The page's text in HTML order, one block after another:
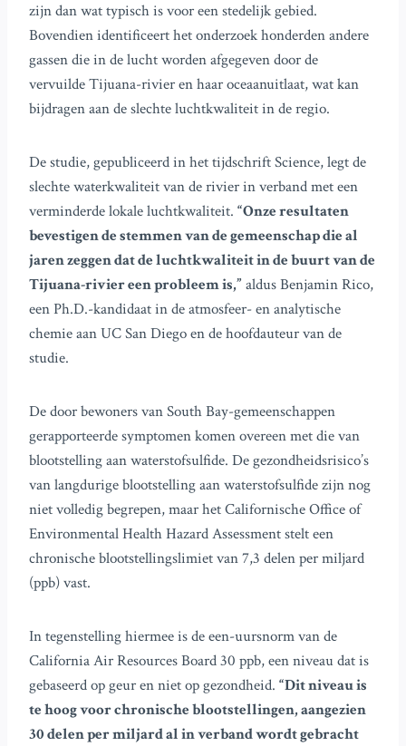
zijn dan wat typisch is voor een stedelijk gebied.
Bovendien identificeert het onderzoek honderden andere
gassen die in de lucht worden afgegeven door de
vervuilde Tijuana-rivier en haar oceaanuitlaat, wat kan
bijdragen aan de slechte luchtkwaliteit in de regio.
De studie, gepubliceerd in het tijdschrift Science, legt de
slechte waterkwaliteit van de rivier in verband met een
verminderde lokale luchtkwaliteit. “Onze resultaten
bevestigen de stemmen van de gemeenschap die al
jaren zeggen dat de luchtkwaliteit in de buurt van de
Tijuana-rivier een probleem is,” aldus Benjamin Rico,
een Ph.D.-kandidaat in de atmosfeer- en analytische
chemie aan UC San Diego en de hoofdauteur van de
studie.
De door bewoners van South Bay-gemeenschappen
gerapporteerde symptomen komen overeen met die van
blootstelling aan waterstofsulfide. De gezondheidsrisico’s
van langdurige blootstelling aan waterstofsulfide zijn nog
niet volledig begrepen, maar het Californische Office of
Environmental Health Hazard Assessment stelt een
chronische blootstellingslimiet van 7,3 delen per miljard
(ppb) vast.
In tegenstelling hiermee is de een-uursnorm van de
California Air Resources Board 30 ppb, een niveau dat is
gebaseerd op geur en niet op gezondheid. “Dit niveau is
te hoog voor chronische blootstellingen, aangezien
30 delen per miljard al in verband wordt gebracht